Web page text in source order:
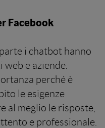
Facebook
i chatbot hanno
e aziende.
perché è
le esigenze
al meglio le risposte,
e professionale.